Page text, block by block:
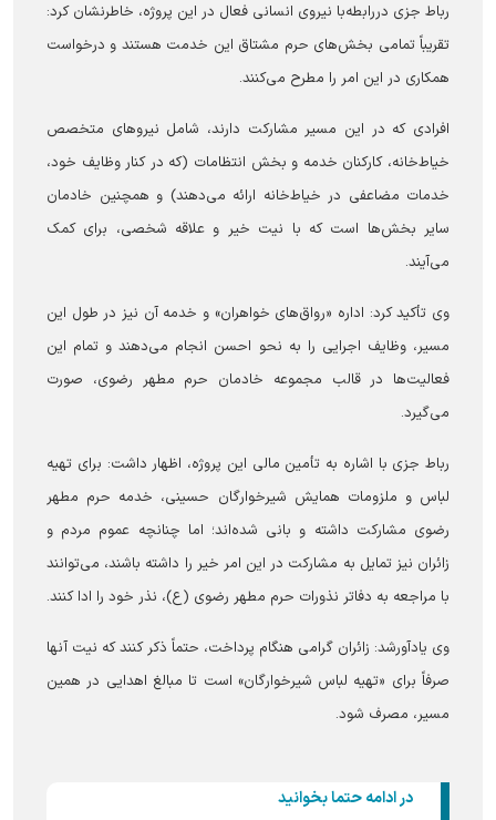
رباط جزی دررابطه‌با نیروی انسانی فعال در این پروژه، خاطر‌نشان کرد:
تقریباً تمامی بخش‌های حرم مشتاق این خدمت هستند و درخواست
همکاری در این امر را مطرح می‌کنند.
افرادی که در این مسیر مشارکت دارند، شامل نیرو‌های متخصص
خیاط‌خانه، کارکنان خدمه و بخش انتظامات (که در کنار وظایف خود،
خدمات مضاعفی در خیاط‌خانه ارائه می‌دهند) و همچنین خادمان
سایر بخش‌ها است که با نیت خیر و علاقه شخصی، برای کمک
می‌آیند.
وی تأکید کرد: اداره «رواق‌های خواهران» و خدمه آن نیز در طول این
مسیر، وظایف اجرایی را به نحو احسن انجام می‌دهند و تمام این
فعالیت‌ها در قالب مجموعه خادمان حرم مطهر رضوی، صورت
می‌گیرد.
رباط جزی با اشاره به تأمین مالی این پروژه، اظهار داشت: برای تهیه
لباس و ملزومات همایش شیرخوارگان حسینی، خدمه حرم مطهر
رضوی مشارکت داشته و بانی شده‌اند؛ اما چنانچه عموم مردم و
زائران نیز تمایل به مشارکت در این امر خیر را داشته باشند، می‌توانند
با مراجعه به دفاتر نذورات حرم مطهر رضوی (ع)، نذر خود را ادا کنند.
وی یادآورشد: زائران گرامی هنگام پرداخت، حتماً ذکر کنند که نیت آنها
صرفاً برای «تهیه لباس شیرخوارگان» است تا مبالغ اهدایی در همین
مسیر، مصرف شود.
در ادامه حتما بخوانید